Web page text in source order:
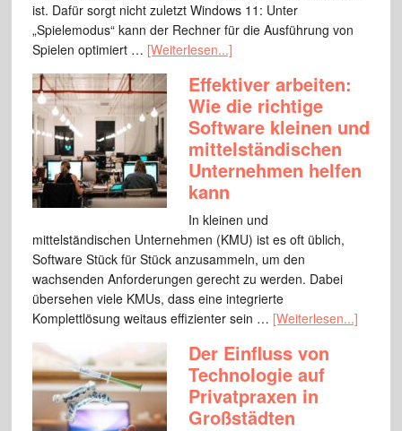
ist. Dafür sorgt nicht zuletzt Windows 11: Unter
„Spielemodus“ kann der Rechner für die Ausführung von
Spielen optimiert … [Weiterlesen...]
Effektiver arbeiten:
Wie die richtige
Software kleinen und
mittelständischen
Unternehmen helfen
kann
In kleinen und
mittelständischen Unternehmen (KMU) ist es oft üblich,
Software Stück für Stück anzusammeln, um den
wachsenden Anforderungen gerecht zu werden. Dabei
übersehen viele KMUs, dass eine integrierte
Komplettlösung weitaus effizienter sein … [Weiterlesen...]
Der Einfluss von
Technologie auf
Privatpraxen in
Großstädten